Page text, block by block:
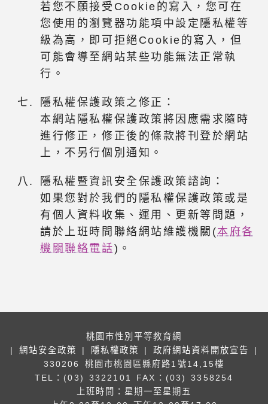
若您不願接受Cookie的寫入，您可在
您使用的瀏覽器功能項中設定隱私權等
級為高，即可拒絕Cookie的寫入，但
可能會導至網站某些功能無法正常執
行。
隱私權保護政策之修正：
本網站隱私權保護政策將因應需求隨時
進行修正，修正後的條款將刊登於網站
上，不另行個別通知。
隱私權暨資訊安全保護政策諮詢：
如果您對於我們的隱私權保護政策或是
有個人資料收集、運用、更新等問題，
請於上班時間聯絡網站維護機關(本府各
機關聯絡電話)。
桃園市性別平等教育網
| 網站安全政策 | 隱私權政策 | 政府網站資料開放宣告
|
330206 桃園市桃園區縣府路1號14,15樓
TEL：(03) 3322101
FAX：(03) 3358254
上班時間：星期一至星期五